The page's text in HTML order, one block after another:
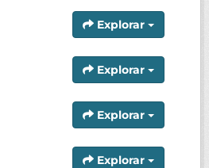
Explorar
Explorar
Explorar
Explorar